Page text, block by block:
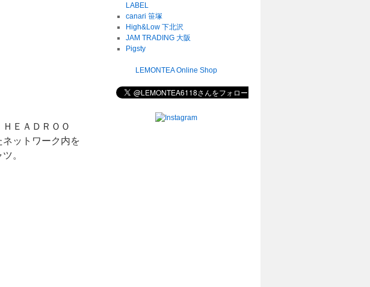
ＥＡＤＲＯＯ
ットワーク内を
。
LABEL
canari 笹塚
High&Low 下北沢
JAM TRADING 大阪
Pigsty
LEMONTEA Online Shop